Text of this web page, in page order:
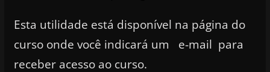
Esta utilidade está disponível na página do
curso onde você indicará um e-mail para
receber acesso ao curso.